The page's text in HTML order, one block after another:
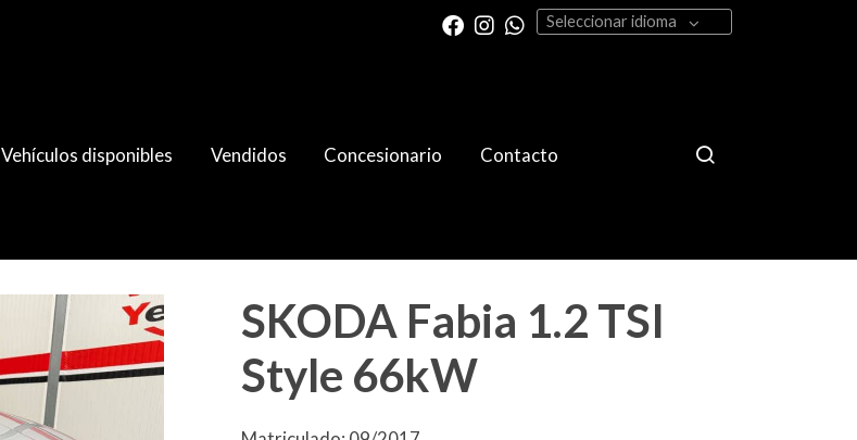
Seleccionar idioma
Vehículos disponibles Vendidos Concesionario Contacto
SKODA Fabia 1.2 TSI
Style 66kW